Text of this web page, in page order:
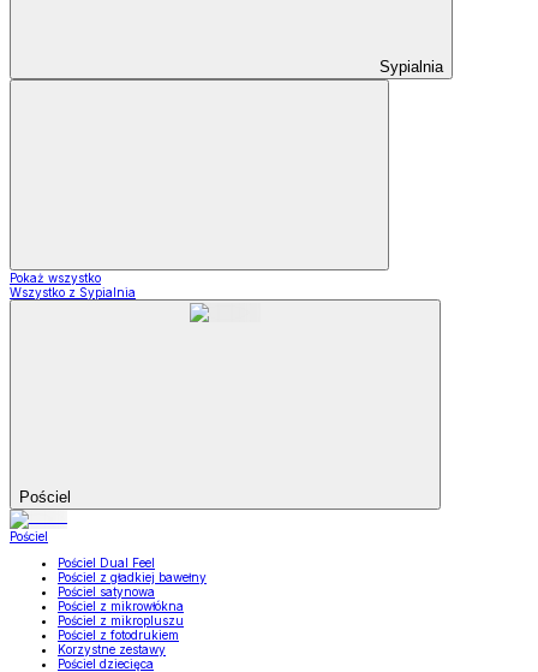
Sypialnia
Pokaż wszystko
Wszystko z Sypialnia
Pościel
Pościel
Pościel Dual Feel
Pościel z gładkiej bawełny
Pościel satynowa
Pościel z mikrowłókna
Pościel z mikropluszu
Pościel z fotodrukiem
Korzystne zestawy
Pościel dziecięca